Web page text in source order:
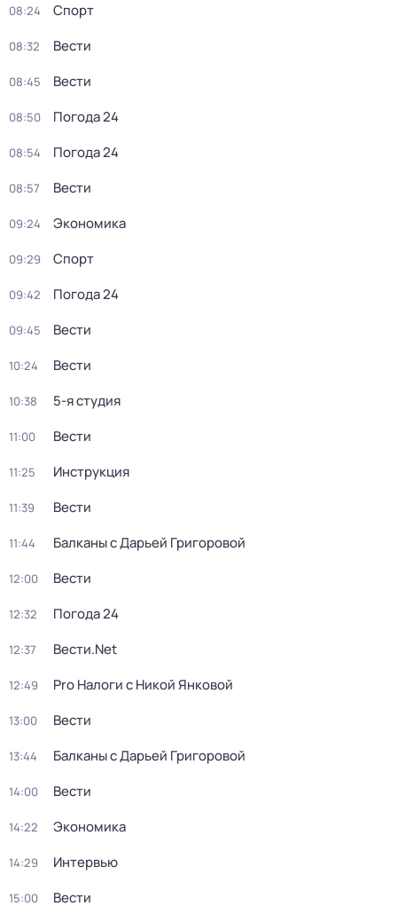
08:24 Спорт
08:32 Вести
08:45 Вести
08:50 Погода 24
08:54 Погода 24
08:57 Вести
09:24 Экономика
09:29 Спорт
09:42 Погода 24
09:45 Вести
10:24 Вести
10:38 5-я студия
11:00 Вести
11:25 Инструкция
11:39 Вести
11:44 Балканы с Дарьей Григоровой
12:00 Вести
12:32 Погода 24
12:37 Вести.Net
12:49 Pro Налоги с Никой Янковой
13:00 Вести
13:44 Балканы с Дарьей Григоровой
14:00 Вести
14:22 Экономика
14:29 Интервью
15:00 Вести